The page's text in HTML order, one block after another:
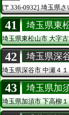
[〒336-0932] 埼玉県さ
41 埼玉県東
埼玉県東松山市大字古
42 埼玉県深
埼玉県深谷市 中瀬４
43 埼玉県加
埼玉県加須市下高柳